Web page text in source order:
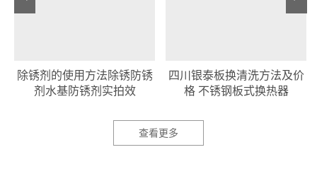
除锈剂的使用方法除锈防锈
剂水基防锈剂实拍效
四川银泰板换清洗方法及价
格 不锈钢板式换热器
查看更多